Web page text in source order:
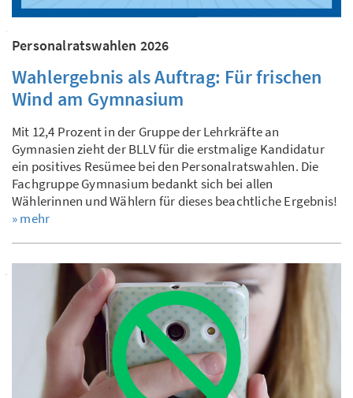
Personalratswahlen 2026
Wahlergebnis als Auftrag: Für frischen
Wind am Gymnasium
Mit 12,4 Prozent in der Gruppe der Lehrkräfte an
Gymnasien zieht der BLLV für die erstmalige Kandidatur
ein positives Resümee bei den Personalratswahlen. Die
Fachgruppe Gymnasium bedankt sich bei allen
Wählerinnen und Wählern für dieses beachtliche Ergebnis!
» mehr